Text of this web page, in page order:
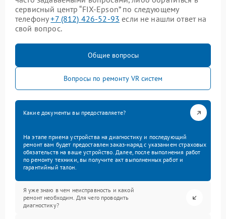
сервисный центр “FIX-Epson” по следующему
телефону+7 (812) 426-52-93 если не нашли ответ на
свой вопрос.
Общие вопросы
Вопросы по ремонту VR систем
Какие документы вы предоставляете?
На этапе приема устройства на диагностику и последующий
ремонт вам будет предоставлен заказ-наряд с указанием страховых
обязательств на ваше устройство. Далее, после выполнения работ
по ремонту техники, вы получите акт выполненных работ и
гарантийный талон.
Я уже знаю в чем неисправность и какой
ремонт необходим. Для чего проводить
диагностику?